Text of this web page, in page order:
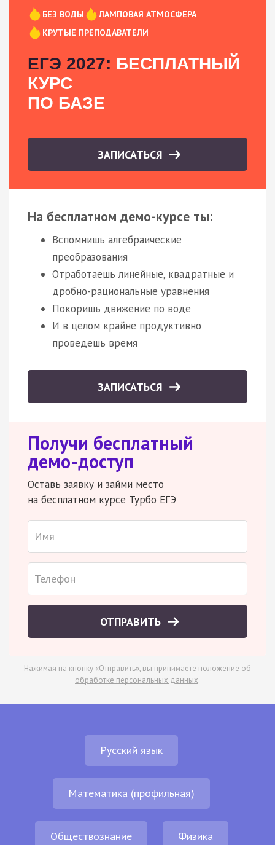
БЕЗ ВОДЫ
ЛАМПОВАЯ АТМОСФЕРА
КРУТЫЕ ПРЕПОДАВАТЕЛИ
ЕГЭ 2027: БЕСПЛАТНЫЙ
КУРС
ПО БАЗЕ
ЗАПИСАТЬСЯ
На бесплатном демо-курсе ты:
Вспомнишь алгебраические
преобразования
Отработаешь линейные, квадратные и
дробно-рациональные уравнения
Покоришь движение по воде
И в целом крайне продуктивно
проведешь время
ЗАПИСАТЬСЯ
Получи бесплатный
демо-доступ
Оставь заявку и займи место
на бесплатном курсе Турбо ЕГЭ
ОТПРАВИТЬ
Нажимая на кнопку «Отправить», вы принимаете положение об
обработке персональных данных.
Русский язык
Математика (профильная)
Обществознание Физика